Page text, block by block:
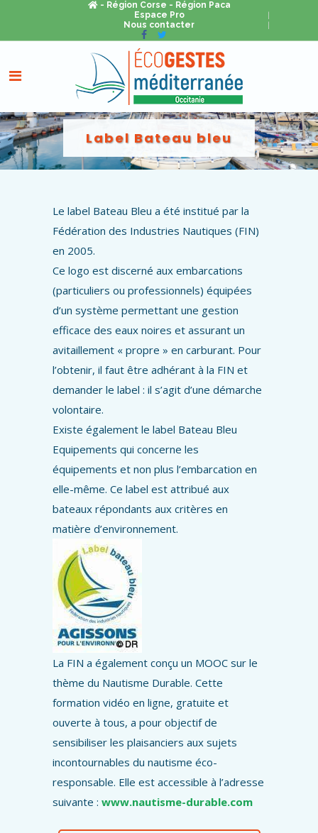
- Région Corse - Région Paca
Espace Pro
Nous contacter
Label Bateau bleu
Le label Bateau Bleu a été institué par la
Fédération des Industries Nautiques (FIN)
en 2005.
Ce logo est discerné aux embarcations
(particuliers ou professionnels) équipées
d’un système permettant une gestion
efficace des eaux noires et assurant un
avitaillement « propre » en carburant. Pour
l’obtenir, il faut être adhérant à la FIN et
demander le label : il s’agit d’une démarche
volontaire.
Existe également le label Bateau Bleu
Equipements qui concerne les
équipements et non plus l’embarcation en
elle-même. Ce label est attribué aux
bateaux répondants aux critères en
matière d’environnement.
La FIN a également conçu un MOOC sur le
thème du Nautisme Durable. Cette
formation vidéo en ligne, gratuite et
ouverte à tous, a pour objectif de
sensibiliser les plaisanciers aux sujets
incontournables du nautisme éco-
responsable. Elle est accessible à l’adresse
suivante : www.nautisme-durable.com